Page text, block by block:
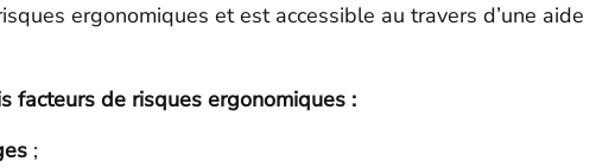
ergonomiques et est accessible au travers d’une aide
facteurs de risques ergonomiques :
;